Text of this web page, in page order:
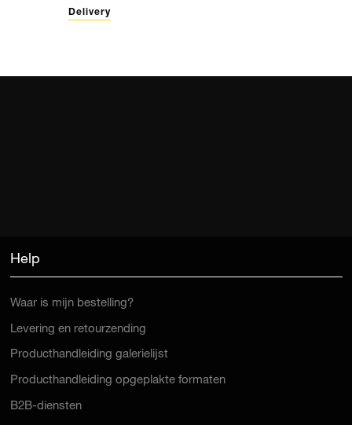
Delivery
Help
Waar is mijn bestelling?
Levering en retourzending
Producthandleiding galerielijst
Producthandleiding opgeplakte formaten
B2B-diensten